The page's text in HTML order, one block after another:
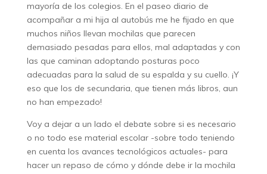
mayoría de los colegios. En el paseo diario de
acompañar a mi hija al autobús me he fijado en que
muchos niños llevan mochilas que parecen
demasiado pesadas para ellos, mal adaptadas y con
las que caminan adoptando posturas poco
adecuadas para la salud de su espalda y su cuello. ¡Y
eso que los de secundaria, que tienen más libros, aun
no han empezado!
Voy a dejar a un lado el debate sobre si es necesario
o no todo ese material escolar -sobre todo teniendo
en cuenta los avances tecnológicos actuales- para
hacer un repaso de cómo y dónde debe ir la mochila